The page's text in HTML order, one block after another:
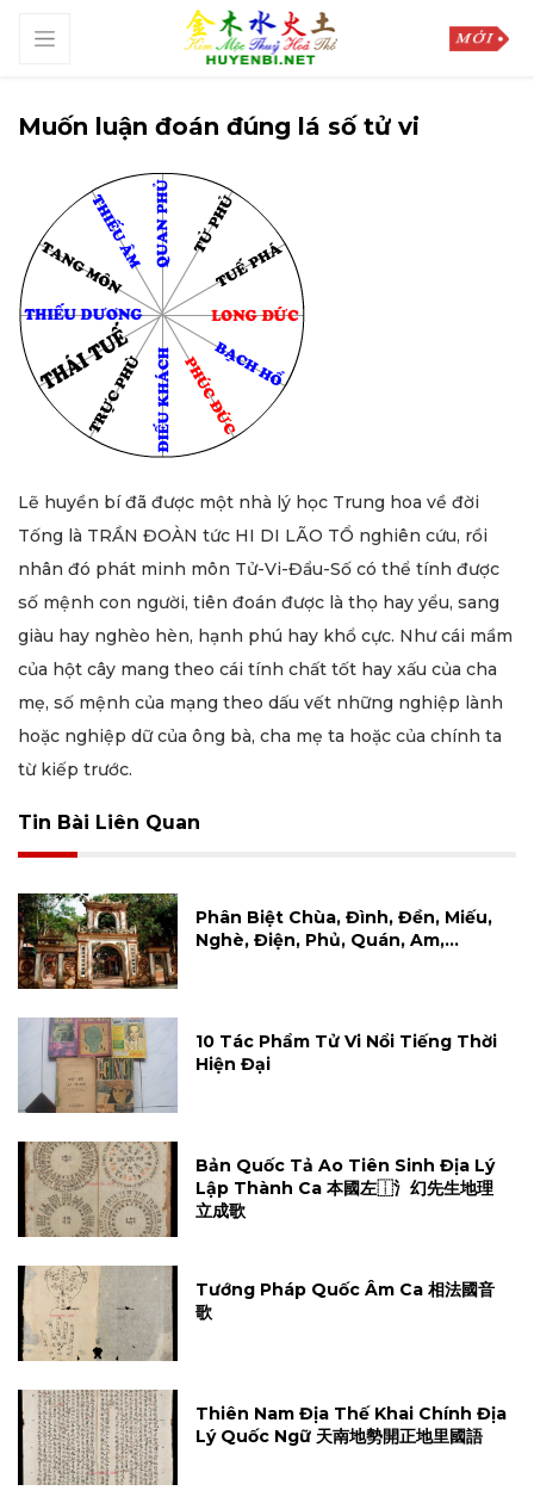
Muốn luận đoán đúng lá số tử vi
Lẽ huyền bí đã được một nhà lý học Trung hoa về đời
Tống là TRẦN ĐOÀN tức HI DI LÃO TỔ nghiên cứu, rồi
nhân đó phát minh môn Tử-Vi-Đẩu-Số có thể tính được
số mệnh con người, tiên đoán được là thọ hay yểu, sang
giàu hay nghèo hèn, hạnh phú hay khổ cực. Như cái mầm
của hột cây mang theo cái tính chất tốt hay xấu của cha
mẹ, số mệnh của mạng theo dấu vết những nghiệp lành
hoặc nghiệp dữ của ông bà, cha mẹ ta hoặc của chính ta
từ kiếp trước.
Tin Bài Liên Quan
Phân Biệt Chùa, Đình, Đền, Miếu,
Nghè, Điện, Phủ, Quán, Am,…
10 Tác Phẩm Tử Vi Nổi Tiếng Thời
Hiện Đại
Bản Quốc Tả Ao Tiên Sinh Địa Lý
Lập Thành Ca 本國左⿰氵幻先生地理
立成歌
Tướng Pháp Quốc Âm Ca 相法國音
歌
Thiên Nam Địa Thế Khai Chính Địa
Lý Quốc Ngữ 天南地勢開正地里國語